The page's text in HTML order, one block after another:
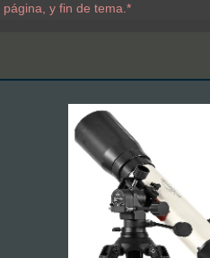
y fin de tema.*